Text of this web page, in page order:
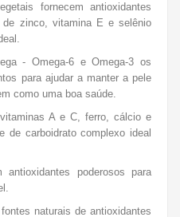
fornecem antioxidantes
zinco, vitamina E e selênio
- Omega-6 e Omega-3 os
para ajudar a manter a pele
como uma boa saúde.
A e C, ferro, cálcio e
de carboidrato complexo ideal
poderosos para
naturais de antioxidantes